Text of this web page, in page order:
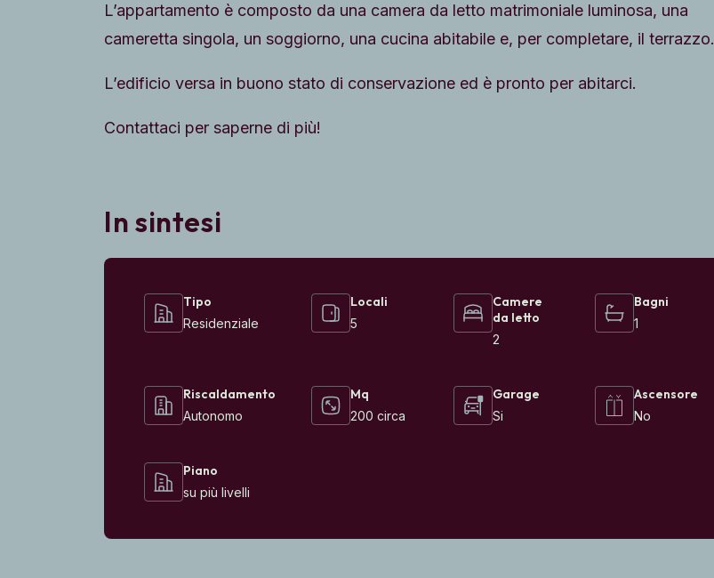
L’appartamento è composto da una camera da letto matrimoniale luminosa, una
cameretta singola, un soggiorno, una cucina abitabile e, per completare, il terrazzo.
L’edificio versa in buono stato di conservazione ed è pronto per abitarci.
Contattaci per saperne di più!
In sintesi
Tipo
Residenziale
Locali
5
Camere
da letto
2
Bagni
1
Riscaldamento
Autonomo
Mq
200 circa
Garage
Si
Ascensore
No
Piano
su più livelli